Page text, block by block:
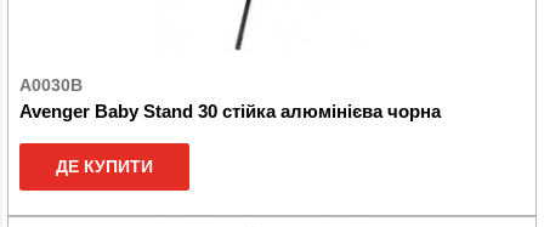
A0030B
Avenger Baby Stand 30 стійка алюмінієва чорна
ДЕ КУПИТИ